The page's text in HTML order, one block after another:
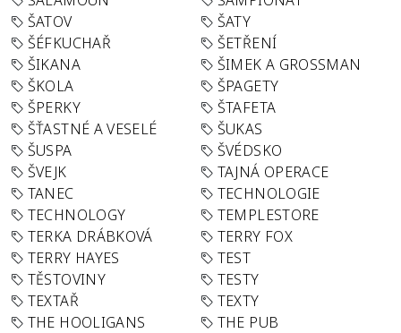
ŠATOV
ŠATY
ŠÉFKUCHAŘ
ŠETŘENÍ
ŠIKANA
ŠIMEK A GROSSMAN
ŠKOLA
ŠPAGETY
ŠPERKY
ŠTAFETA
ŠŤASTNÉ A VESELÉ
ŠUKAS
ŠUSPA
ŠVÉDSKO
ŠVEJK
TAJNÁ OPERACE
TANEC
TECHNOLOGIE
TECHNOLOGY
TEMPLESTORE
TERKA DRÁBKOVÁ
TERRY FOX
TERRY HAYES
TEST
TĚSTOVINY
TESTY
TEXTAŘ
TEXTY
THE HOOLIGANS
THE PUB